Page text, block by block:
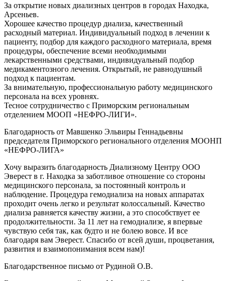
За открытие новых диализных центров в городах Находка,
Арсеньев.
Хорошее качество процедур диализа, качественный
расходный материал. Индивидуальный подход в лечении к
пациенту, подбор для каждого расходного материала, время
процедуры, обеспечение всеми необходимыми
лекарственными средствами, индивидуальный подбор
медикаментозного лечения. Открытый, не равнодушный
подход к пациентам.
За внимательную, профессиональную работу медицинского
персонала на всех уровнях.
Тесное сотрудничество с Приморским региональным
отделением МООП «НЕФРО-ЛИГИ».
Благодарность от Мавшенко Эльвиры Геннадьевны
председателя Приморского регионального отделения МООНП
«НЕФРО-ЛИГА»
Хочу выразить благодарность Диализному Центру ООО
Эверест в г. Находка за заботливое отношение со стороны
медицинского персонала, за постоянный контроль и
наблюдение. Процедура гемодиализа на новых аппаратах
проходит очень легко и результат колоссальный. Качество
диализа равняется качеству жизни, а это способствует ее
продолжительности. За 11 лет на гемодиализе, я впервые
чувствую себя так, как будто и не болею вовсе. И все
благодаря вам Эверест. Спасибо от всей души, процветания,
развития и взаимопонимания всем нам)!
Благодарственное письмо от Рудиной О.В.